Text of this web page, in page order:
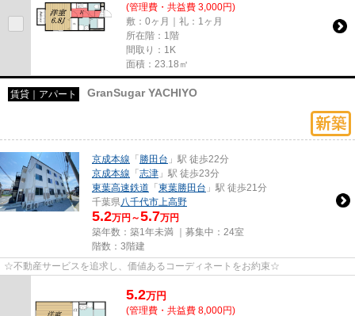
(管理費・共益費 3,000円)
敷：0ヶ月｜礼：1ヶ月
所在階：1階
間取り：1K
面積：23.18㎡
賃貸｜アパート GranSugar YACHIYO
京成本線 「勝田台 」駅 徒歩22分
京成本線 「志津 」駅 徒歩23分
東葉高速鉄道 「東葉勝田台 」駅 徒歩21分
千葉県 八千代市 上高野
5.2万円～5.7万円
築年数：築1年未満 ｜募集中： 24室
階数：3階建
☆不動産サービスを追求し、価値あるコーディネートをお約束☆
5.2万円
(管理費・共益費 8,000円)